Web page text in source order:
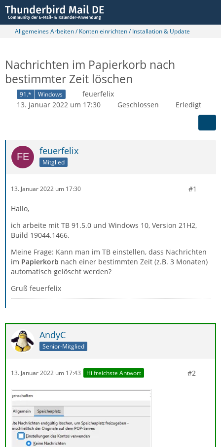
Allgemeines Arbeiten / Konten einrichten / Installation & Update
Nachrichten im Papierkorb nach
bestimmter Zeit löschen
91.* Windows
feuerfelix
13. Januar 2022 um 17:30
Geschlossen Erledigt
feuerfelix
Mitglied
13. Januar 2022 um 17:30 #1
Hallo,
ich arbeite mit TB 91.5.0 und Windows 10, Version 21H2,
Build 19044.1466.
Meine Frage: Kann man im TB einstellen, dass Nachrichten
im Papierkorb nach einer bestimmten Zeit (z.B. 3 Monaten)
automatisch gelöscht werden?
Gruß feuerfelix
AndyC
Senior-Mitglied
13. Januar 2022 um 17:43 Hilfreichste Antwort #2